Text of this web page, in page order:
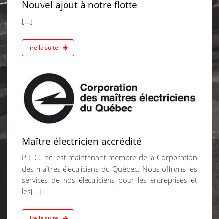
Nouvel ajout à notre flotte
[...]
lire la suite
Maître électricien accrédité
P.L.C. inc. est maintenant membre de la Corporation
des maîtres électriciens du Québec. Nous offrons les
services de nos électriciens pour les entreprises et
les[...]